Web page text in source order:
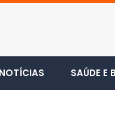
NOTÍCIAS SAÚDE E